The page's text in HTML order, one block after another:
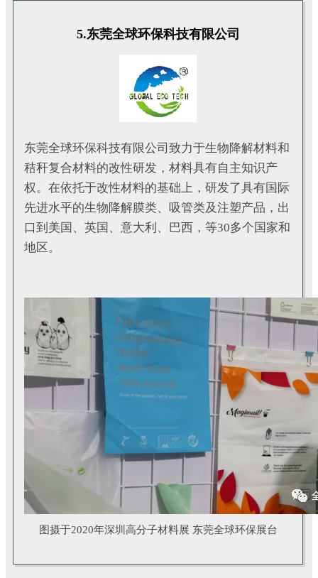
5.东莞全球环保科技有限公司
东莞全球环保科技有限公司致力于生物降解材料和
秸秆复合材料的改性研发，材料具有自主知识产
权。在依托于改性材料的基础上，研发了具有国际
先进水平的生物降解膜类、吸管类及注塑产品，出
口到美国、英国、意大利、巴西，等30多个国家和
地区。
图摄于2020年深圳高分子材料展 东莞全球环保展台